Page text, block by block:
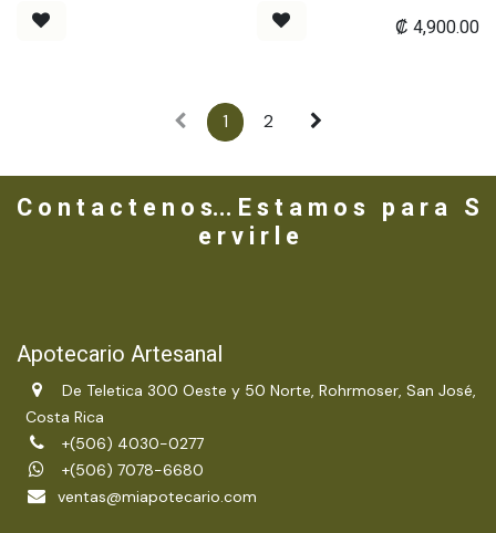
₡ 4,900.00
1 2
C o n t a c t e n o s... E s t a m o s p a r a S
e r v i r l e
Apotecario Artesanal
De Teletica 300 Oeste y 50 Norte, Rohrmoser, San José,
Costa Rica
+(506) 4030-0277
+(506) 7078-6680
ventas@miapotecario.com